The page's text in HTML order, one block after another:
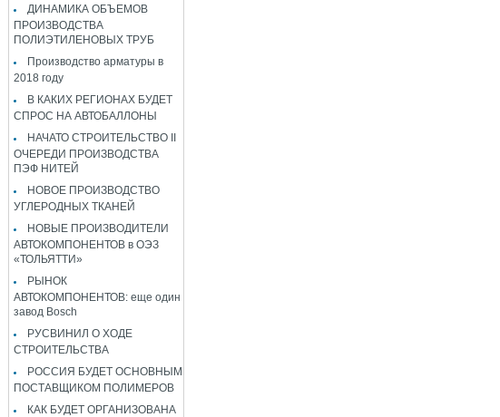
ДИНАМИКА ОБЪЕМОВ
ПРОИЗВОДСТВА
ПОЛИЭТИЛЕНОВЫХ ТРУБ
Производство арматуры в
2018 году
В КАКИХ РЕГИОНАХ БУДЕТ
СПРОС НА АВТОБАЛЛОНЫ
НАЧАТО СТРОИТЕЛЬСТВО II
ОЧЕРЕДИ ПРОИЗВОДСТВА
ПЭФ НИТЕЙ
НОВОЕ ПРОИЗВОДСТВО
УГЛЕРОДНЫХ ТКАНЕЙ
НОВЫЕ ПРОИЗВОДИТЕЛИ
АВТОКОМПОНЕНТОВ в ОЭЗ
«ТОЛЬЯТТИ»
РЫНОК
АВТОКОМПОНЕНТОВ: еще один
завод Bosch
РУСВИНИЛ О ХОДЕ
СТРОИТЕЛЬСТВА
РОССИЯ БУДЕТ ОСНОВНЫМ
ПОСТАВЩИКОМ ПОЛИМЕРОВ
КАК БУДЕТ ОРГАНИЗОВАНА